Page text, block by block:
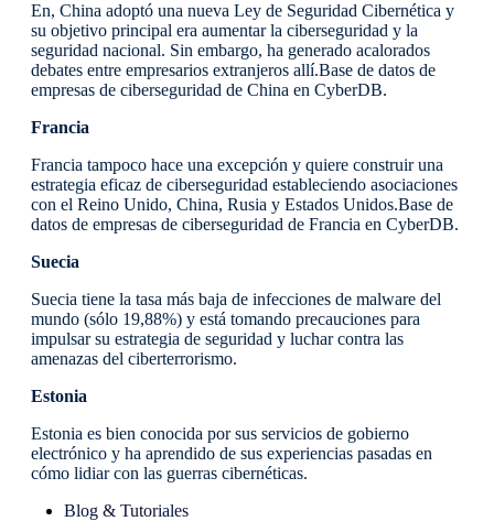
En, China adoptó una nueva Ley de Seguridad Cibernética y
su objetivo principal era aumentar la ciberseguridad y la
seguridad nacional. Sin embargo, ha generado acalorados
debates entre empresarios extranjeros allí.Base de datos de
empresas de ciberseguridad de China en CyberDB.
Francia
Francia tampoco hace una excepción y quiere construir una
estrategia eficaz de ciberseguridad estableciendo asociaciones
con el Reino Unido, China, Rusia y Estados Unidos.Base de
datos de empresas de ciberseguridad de Francia en CyberDB.
Suecia
Suecia tiene la tasa más baja de infecciones de malware del
mundo (sólo 19,88%) y está tomando precauciones para
impulsar su estrategia de seguridad y luchar contra las
amenazas del ciberterrorismo.
Estonia
Estonia es bien conocida por sus servicios de gobierno
electrónico y ha aprendido de sus experiencias pasadas en
cómo lidiar con las guerras cibernéticas.
Blog & Tutoriales